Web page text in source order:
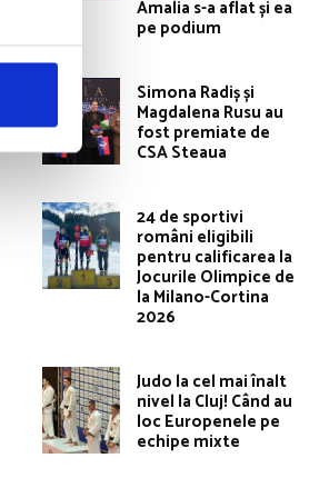
Amalia s-a aflat și ea
pe podium
Simona Radiș și
Magdalena Rusu au
fost premiate de
CSA Steaua
24 de sportivi
români eligibili
pentru calificarea la
Jocurile Olimpice de
la Milano-Cortina
2026
Judo la cel mai înalt
nivel la Cluj! Când au
loc Europenele pe
echipe mixte